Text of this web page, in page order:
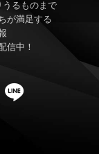
るものまで
が満足する
信中！